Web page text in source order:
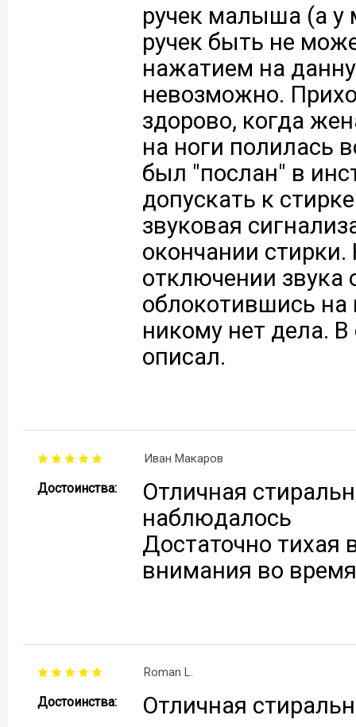
ручек малыша (а
ручек быть не
нажатием на
невозможно.
здорово, когда
на ноги полилась
был "послан" в
допускать к
звуковая
окончании стирки.
отключении звука
облокотившись на
никому нет дела.
описал.
Иван Макаров
Достоинства:
Отличная
наблюдалось
Достаточно тихая
внимания во
Roman L.
Достоинства:
Отличная